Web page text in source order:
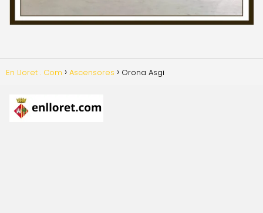
En Lloret . Com Ascensores Orona Asgi